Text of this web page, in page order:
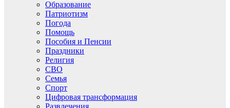
Образование
Патриотизм
Погода
Помощь
Пособия и Пенсии
Праздники
Религия
СВО
Семья
Спорт
Цифровая трансформация
Развлечения